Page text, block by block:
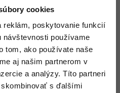
cookies
reklám, poskytovanie funkcií
používame
tom, ako používate naše
aj našim partnerom v
a analýzy. Títo partneri
s ďalšími
nášho obsahu a
A tiež možnosť
pomocou našich
a Meet.
a ovládacie prvky v
Chat a Meet) i ďalších